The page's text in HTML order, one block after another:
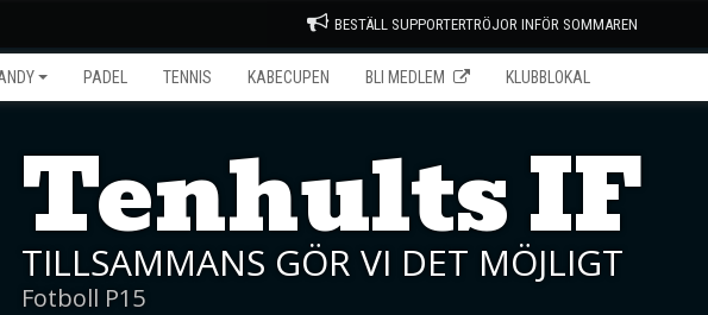
BESTÄLL SUPPORTERTRÖJOR INFÖR SOMMAREN
PADEL TENNIS KABECUPEN BLI MEDLEM KLUBBLOKAL
Tenhults IF
TILLSAMMANS GÖR VI DET MÖJLIGT
Fotboll P15